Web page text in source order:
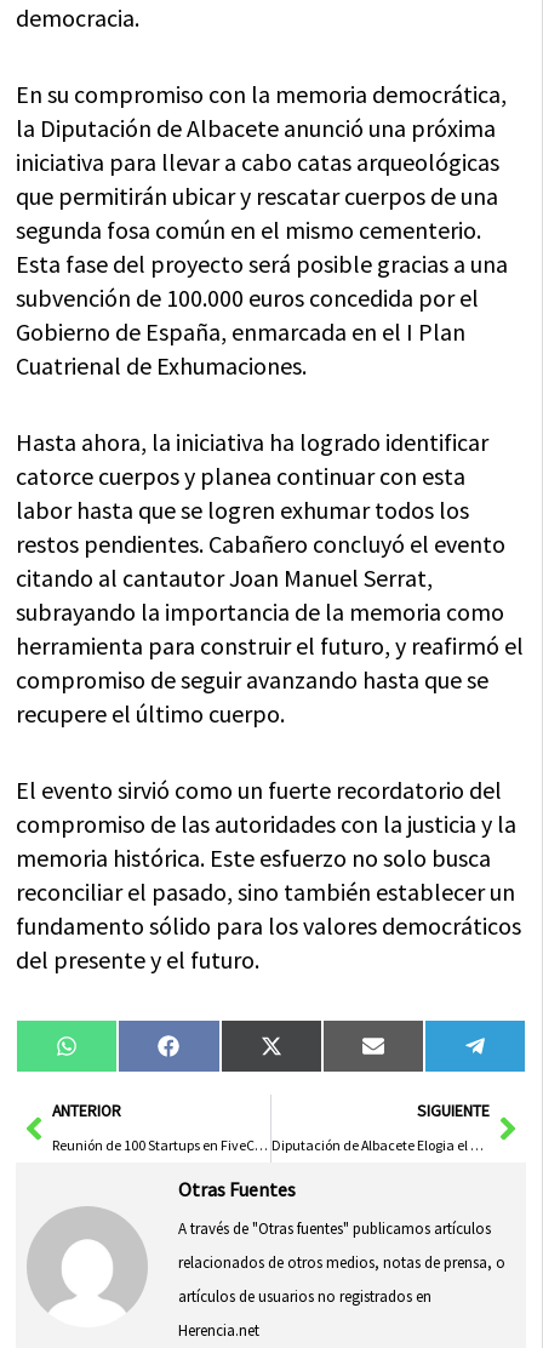
democracia.
En su compromiso con la memoria democrática,
la Diputación de Albacete anunció una próxima
iniciativa para llevar a cabo catas arqueológicas
que permitirán ubicar y rescatar cuerpos de una
segunda fosa común en el mismo cementerio.
Esta fase del proyecto será posible gracias a una
subvención de 100.000 euros concedida por el
Gobierno de España, enmarcada en el I Plan
Cuatrienal de Exhumaciones.
Hasta ahora, la iniciativa ha logrado identificar
catorce cuerpos y planea continuar con esta
labor hasta que se logren exhumar todos los
restos pendientes. Cabañero concluyó el evento
citando al cantautor Joan Manuel Serrat,
subrayando la importancia de la memoria como
herramienta para construir el futuro, y reafirmó el
compromiso de seguir avanzando hasta que se
recupere el último cuerpo.
El evento sirvió como un fuerte recordatorio del
compromiso de las autoridades con la justicia y la
memoria histórica. Este esfuerzo no solo busca
reconciliar el pasado, sino también establecer un
fundamento sólido para los valores democráticos
del presente y el futuro.
Compartir
en
WhatsAppCompartir
en
FacebookCompartir
en
X
(Twitter)
Compartir
en
Email
en
AntANTERIOR
Reunión de 100 Startups en FiveCLM: Innovación, Inversión y Networking
SIGUIENTE
Diputación de Albacete Elogia el Compromiso de los Grupos de Desarrollo Rural por la Igualdad Territorial
Otras Fuentes
A través de "Otras fuentes" publicamos artículos
relacionados de otros medios, notas de prensa, o
artículos de usuarios no registrados en
Herencia.net